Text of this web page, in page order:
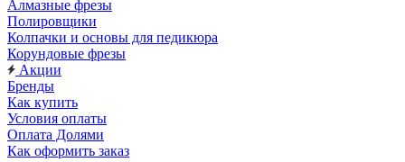
Алмазные фрезы
Полировщики
Колпачки и основы для педикюра
Корундовые фрезы
Акции
Бренды
Как купить
Условия оплаты
Оплата Долями
Как оформить заказ